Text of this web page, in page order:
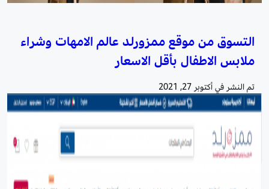
التسوق من موقع ممزورلد عالم الامهات وشراء
ملابس الاطفال بأقل الاسعار
تم النشر فيأكتوبر 27, 2021